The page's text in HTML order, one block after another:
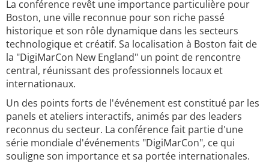
La conférence revêt une importance particulière pour
Boston, une ville reconnue pour son riche passé
historique et son rôle dynamique dans les secteurs
technologique et créatif. Sa localisation à Boston fait de
la "DigiMarCon New England" un point de rencontre
central, réunissant des professionnels locaux et
internationaux.
Un des points forts de l'événement est constitué par les
panels et ateliers interactifs, animés par des leaders
reconnus du secteur. La conférence fait partie d'une
série mondiale d'événements "DigiMarCon", ce qui
souligne son importance et sa portée internationales.